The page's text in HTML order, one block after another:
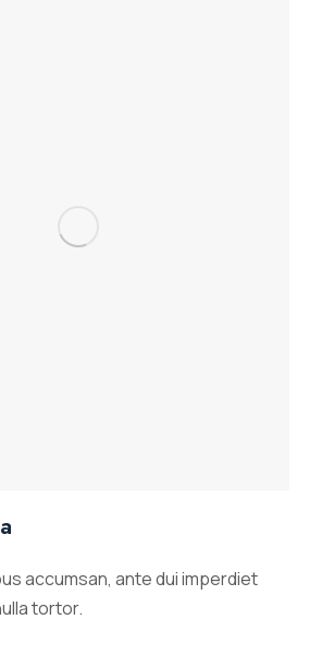
accumsan, ante dui imperdiet
tortor.